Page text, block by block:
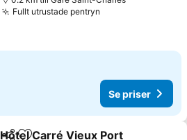
Fullt utrustade pentryn
Se priser
Hôtel Carré Vieux Port